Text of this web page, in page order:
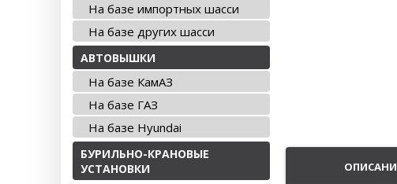
На базе импортных шасси
На базе других шасси
АВТОВЫШКИ
На базе КамАЗ
На базе ГАЗ
На базе Hyundai
БУРИЛЬНО-КРАНОВЫЕ
УСТАНОВКИ